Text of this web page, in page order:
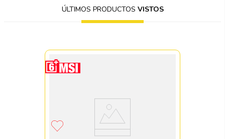
ÚLTIMOS PRODUCTOS VISTOS